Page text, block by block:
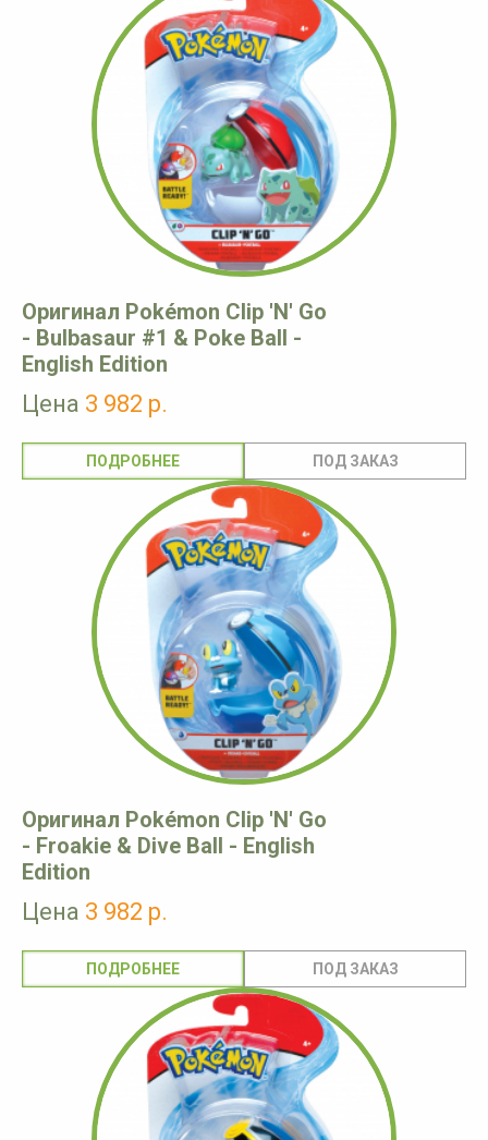
Оригинал Pokémon Clip 'N' Go
- Bulbasaur #1 & Poke Ball -
English Edition
Цена 3 982 р.
ПОДРОБНЕЕ
Оригинал Pokémon Clip 'N' Go
- Froakie & Dive Ball - English
Edition
Цена 3 982 р.
ПОДРОБНЕЕ